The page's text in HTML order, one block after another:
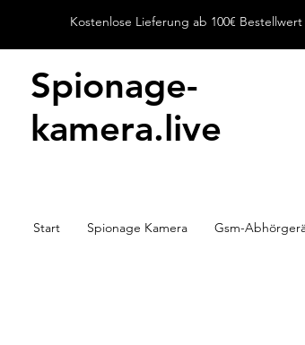
Kostenlose Lieferung ab 100€ Bestellwert
Spionage-
kamera.live
Start Spionage Kamera Gsm-